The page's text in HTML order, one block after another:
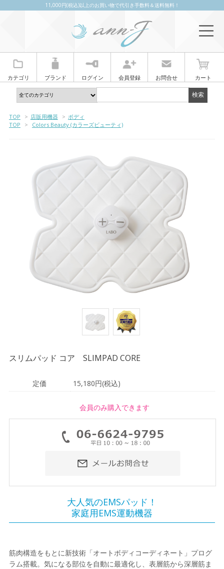
11,000円(税込)以上のお買い物で代引き手数料＆送料無料！
カテゴリ ブランド ログイン 会員登録 お問合せ カート
TOP > 店販用機器 > ボディ
TOP
> Colors Beauty (カラーズビューティ)
スリムパッド コア SLIMPAD CORE
定価 15,180円(税込)
会員のみ購入できます
大人気のEMSパッド！
家庭用EMS運動機器
筋肉構造をもとに新技術「オートボディコーディネート」プログ
ラム搭載。気になる部位を自動に最適化し、表層筋から深層筋ま